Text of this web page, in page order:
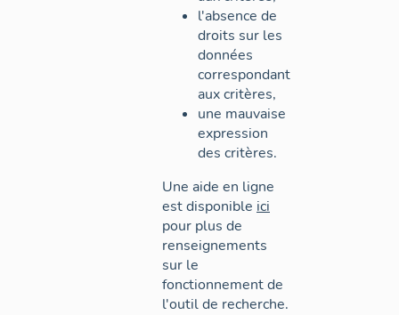
l'absence de
droits sur les
données
correspondant
aux critères,
une mauvaise
expression
des critères.
Une aide en ligne
est disponible ici
pour plus de
renseignements
sur le
fonctionnement de
l'outil de recherche.